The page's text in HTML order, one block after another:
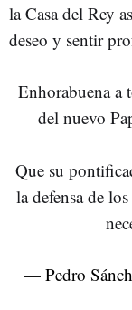
la Casa del Rey
deseo y sentir
Enhorabuena a
del nuevo
Que su
la defensa de
— Pedro